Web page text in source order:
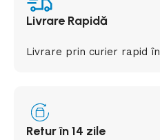
Livrare Rapidă
Livrare prin curier rapidîn
Retur în 14 zile